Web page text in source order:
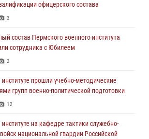
3
из числа граждан, прошедших и не
службу
2
военного института приняли участие в
гвардии Российской Федерации по
лучших специалистов продовольственной
офицерского состава
3
состав Пермского военного института
сотрудника с Юбилеем
2
прошли учебно-методические
групп военно-политической подготовки
12
на кафедре тактики служебно-
национальной гвардии Российской